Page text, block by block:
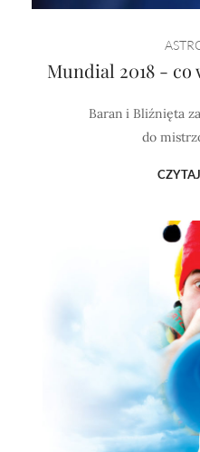
Mundial 2018 - co
Baran i Bliźnięta
do